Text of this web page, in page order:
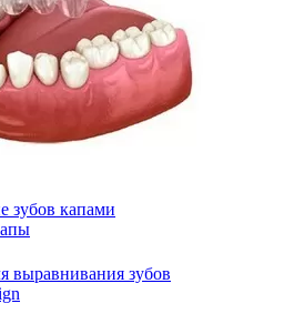
зубов капами
выравнивания зубов